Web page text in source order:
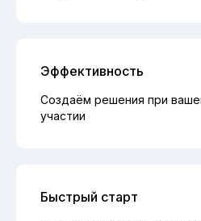
Эффективность
Создаём решения при
участии
Быстрый старт